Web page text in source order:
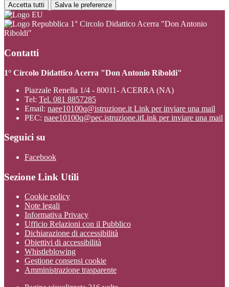
Accetta tutti Salva le preferenze
1° Circolo Didattico Acerra "Don Antonio
Riboldi"
Contatti
1° Circolo Didattico Acerra "Don Antonio Riboldi"
Piazzale Renella 1/4 - 80011- ACERRA (NA)
Tel: Tel. 081 8857285
Email: naee10100q@istruzione.it Link per inviare una mail
PEC: naee10100q@pec.istruzione.itLink per inviare una mail
Seguici su
Facebook
Sezione Link Utili
Cookie policy
Note legali
Informativa Privacy
Ufficio Relazioni con il Pubblico
Dichiarazione di accessibilità
Obiettivi di accessibilità
Whistleblowing
Gestione consensi cookie
Amministrazione trasparente